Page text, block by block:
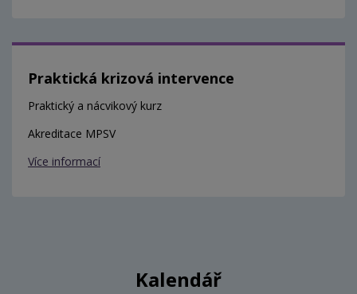
Praktická krizová intervence
Praktický a nácvikový kurz
Akreditace MPSV
Více informací
Kalendář